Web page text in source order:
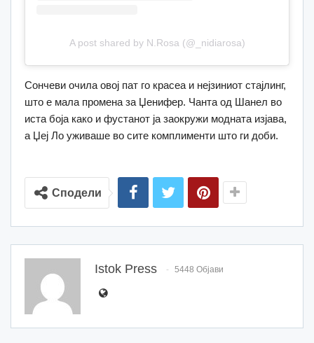
A post shared by N.Rosa (@_nidiarosa)
Сончеви очила овој пат го красеа и нејзиниот стајлинг,
што е мала промена за Џенифер. Чанта од Шанел во
иста боја како и фустанот ја заокружи модната изјава,
а Џеј Ло уживаше во сите комплименти што ги доби.
Сподели
Istok Press 5448 Објави